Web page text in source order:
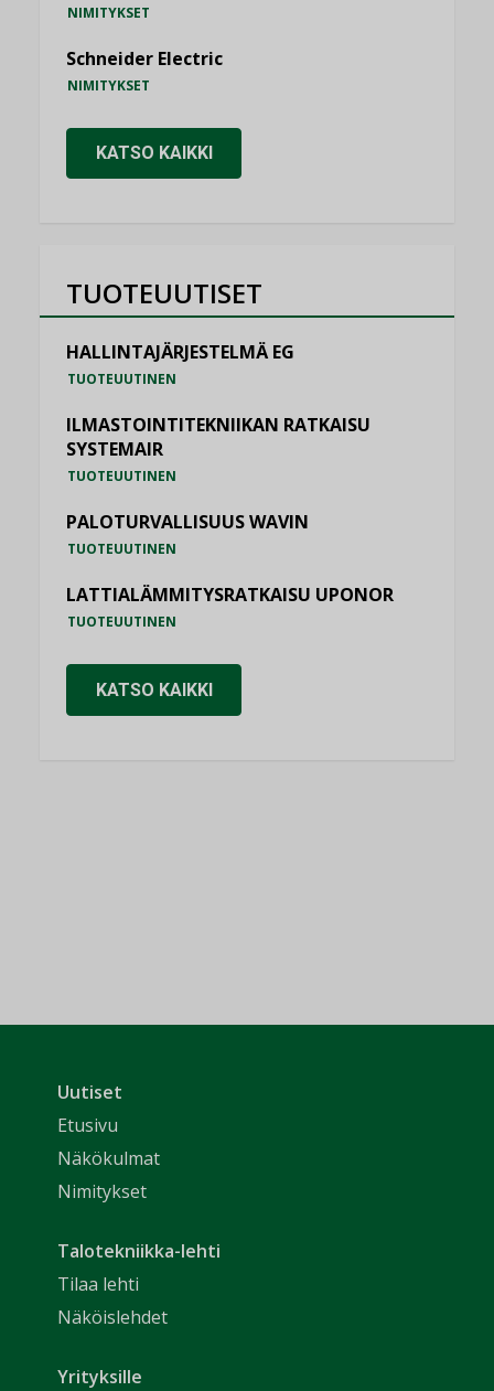
NIMITYKSET
Schneider Electric
NIMITYKSET
KATSO KAIKKI
TUOTEUUTISET
HALLINTAJÄRJESTELMÄ EG
TUOTEUUTINEN
ILMASTOINTITEKNIIKAN RATKAISU
SYSTEMAIR
TUOTEUUTINEN
PALOTURVALLISUUS WAVIN
TUOTEUUTINEN
LATTIALÄMMITYSRATKAISU UPONOR
TUOTEUUTINEN
KATSO KAIKKI
Uutiset
Etusivu
Näkökulmat
Nimitykset
Talotekniikka-lehti
Tilaa lehti
Näköislehdet
Yrityksille